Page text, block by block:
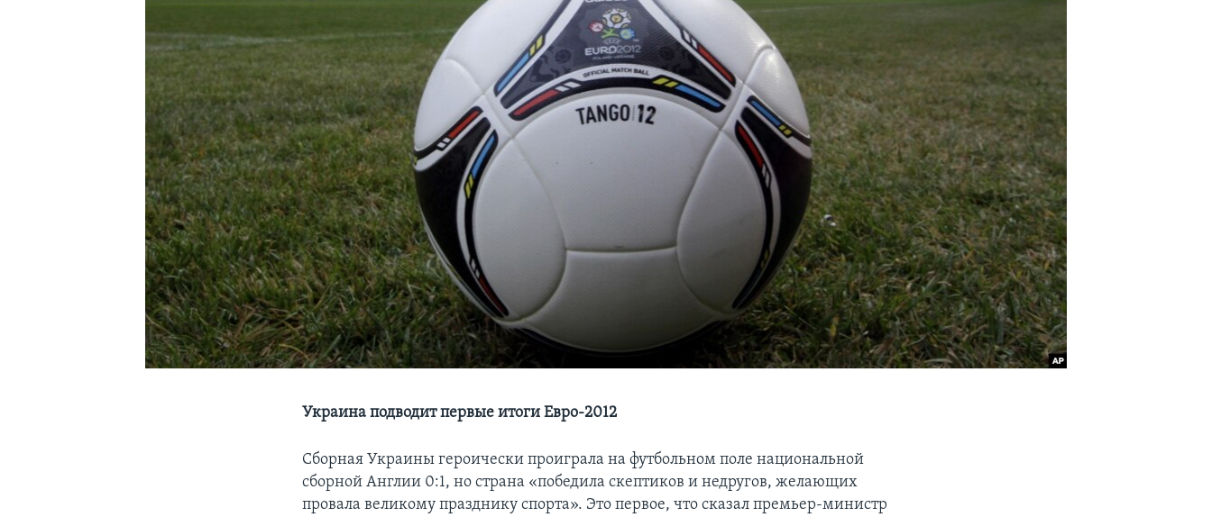
Украина подводит первые итоги Евро-2012
Сборная Украины героически проиграла на футбольном поле национальной
сборной Англии 0:1, но страна «победила скептиков и недругов, желающих
провала великому празднику спорта». Это первое, что сказал премьер-министр